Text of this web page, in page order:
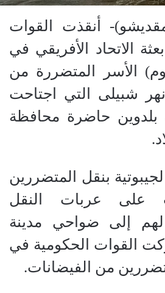
أنقذت القوات
الاتحاد الأفريقي في
الأسر المتضررة من
شبيلى التي اجتاحت
بلدوين حاضرة محافظة
بنقل المتضررين
على عربات النقل
إلى ضواحي مدينة
القوات الحكومية في
من الفيضانات.